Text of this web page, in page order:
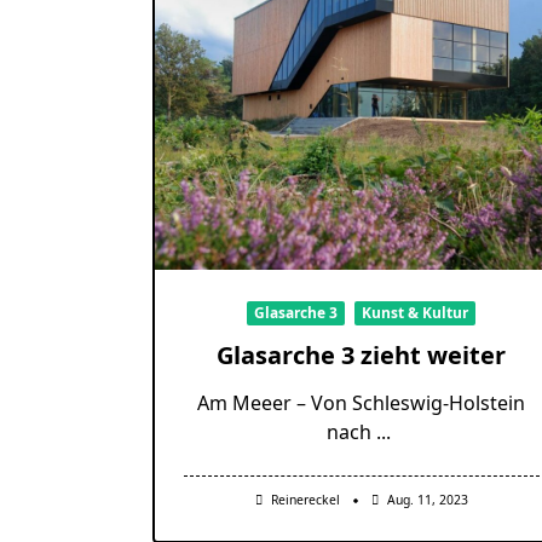
Glasarche 3 Kunst & Kultur
Glasarche 3 zieht weiter
Am Meeer – Von Schleswig-Holstein
nach ...
Reinereckel Aug. 11, 2023